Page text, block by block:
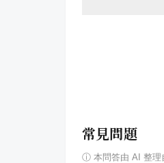
常見問題
ⓘ 本問答由 AI 整理